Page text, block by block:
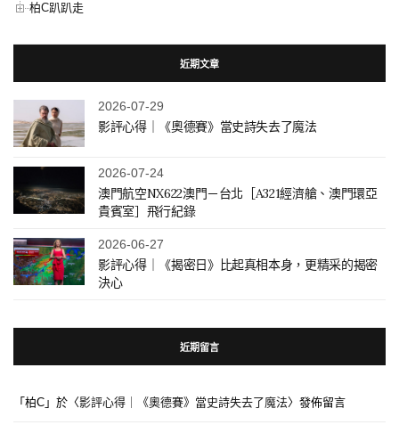
柏C趴趴走
近期文章
2026-07-29
影評心得｜《奧德賽》當史詩失去了魔法
2026-07-24
澳門航空NX622澳門－台北［A321經濟艙、澳門環亞
貴賓室］飛行紀錄
2026-06-27
影評心得｜《揭密日》比起真相本身，更精采的揭密
決心
近期留言
「 柏C 」於〈影評心得｜《奧德賽》當史詩失去了魔法〉發佈留言